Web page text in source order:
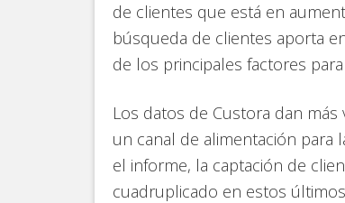
de clientes que está en
búsqueda de clientes aporta
de los principales factores
Los datos de Custora dan
un canal de alimentación para
el informe, la captación de
cuadruplicado en estos